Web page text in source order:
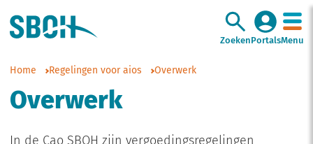
Zoeken PortalsMenu
Home Regelingen voor aios Overwerk
Overwerk
In de Cao SBOH zijn vergoedingsregelingen